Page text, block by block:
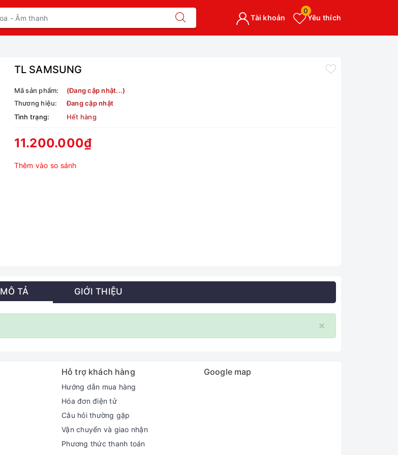
Yêu thích
0
Tài khoản
TL SAMSUNG
Mã sản phẩm:
(Đang cập nhật...)
Thương hiệu:
Đang cập nhật
Tình trạng:
Hết hàng
11.200.000₫
Thêm vào so sánh
MÔ TẢ GIỚI THIỆU
×
Hỗ trợ khách hàng
Hướng dẫn mua hàng
Hóa đơn điện tử
Câu hỏi thường gặp
Vận chuyển và giao nhận
Phương thức thanh toán
Google map